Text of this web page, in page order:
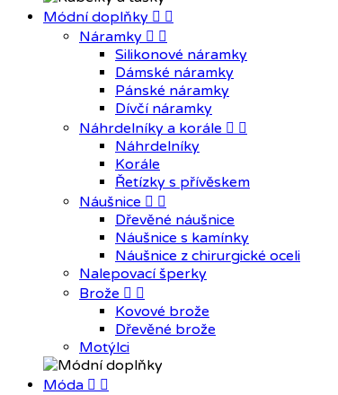
Módní doplňky  
Náramky  
Silikonové náramky
Dámské náramky
Pánské náramky
Dívčí náramky
Náhrdelníky a korále  
Náhrdelníky
Korále
Řetízky s přívěskem
Náušnice  
Dřevěné náušnice
Náušnice s kamínky
Náušnice z chirurgické oceli
Nalepovací šperky
Brože  
Kovové brože
Dřevěné brože
Motýlci
Móda  